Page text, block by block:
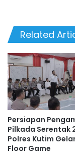
Related
Persiapan
Pilkada Serentak
Polres Kutim
Floor Game